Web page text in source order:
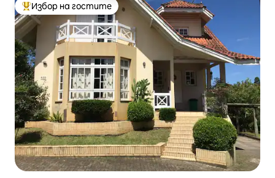
Най-популярен избор на гостите
Избор на гостите